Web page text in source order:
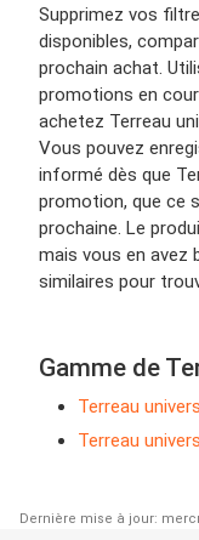
Supprimez vos
disponibles,
prochain achat.
promotions en
achetez Terreau
Vous pouvez
informé dès que
promotion, que ce
prochaine. Le
mais vous en avez
similaires pour
Gamme de
Terreau
Terreau
Dernière mise à jour: